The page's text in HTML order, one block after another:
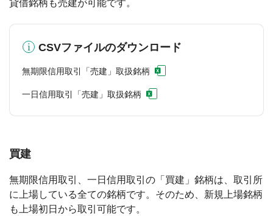
貸借銘柄も売建が可能です。
CSVファイルのダウンロード
無期限信用取引「売建」取扱銘柄
一日信用取引「売建」取扱銘柄
買建
無期限信用取引、一日信用取引の「買建」銘柄は、取引所
に上場している全ての銘柄です。そのため、新規上場銘柄
も上場初日から取引可能です。